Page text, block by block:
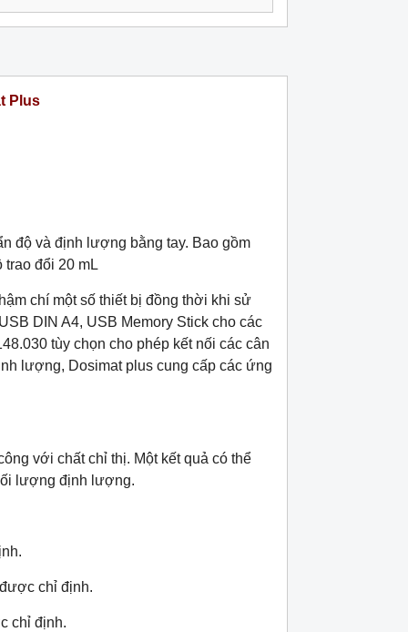
Plus
độ và định lượng bằng tay. Bao gồm
đổi 20 mL
chí một số thiết bị đồng thời khi sử
DIN A4, USB Memory Stick cho các
tùy chọn cho phép kết nối các cân
lượng, Dosimat plus cung cấp các ứng
với chất chỉ thị. Một kết quả có thể
lượng định lượng.
chỉ định.
chỉ định.